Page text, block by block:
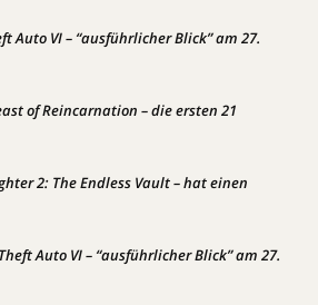
Auto VI – “ausführlicher Blick” am 27.
of Reincarnation – die ersten 21
2: The Endless Vault – hat einen
Auto VI – “ausführlicher Blick” am 27.